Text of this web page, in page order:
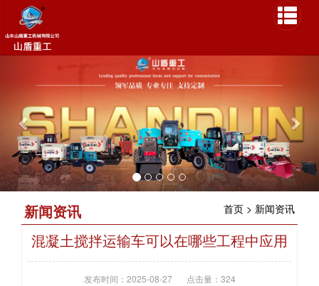
e
v
i
o
u
s
x
t
新闻资讯 首页 > 新闻资讯
混凝土搅拌运输车可以在哪些工程中应用
发布时间：2025-08-27 点击量：324